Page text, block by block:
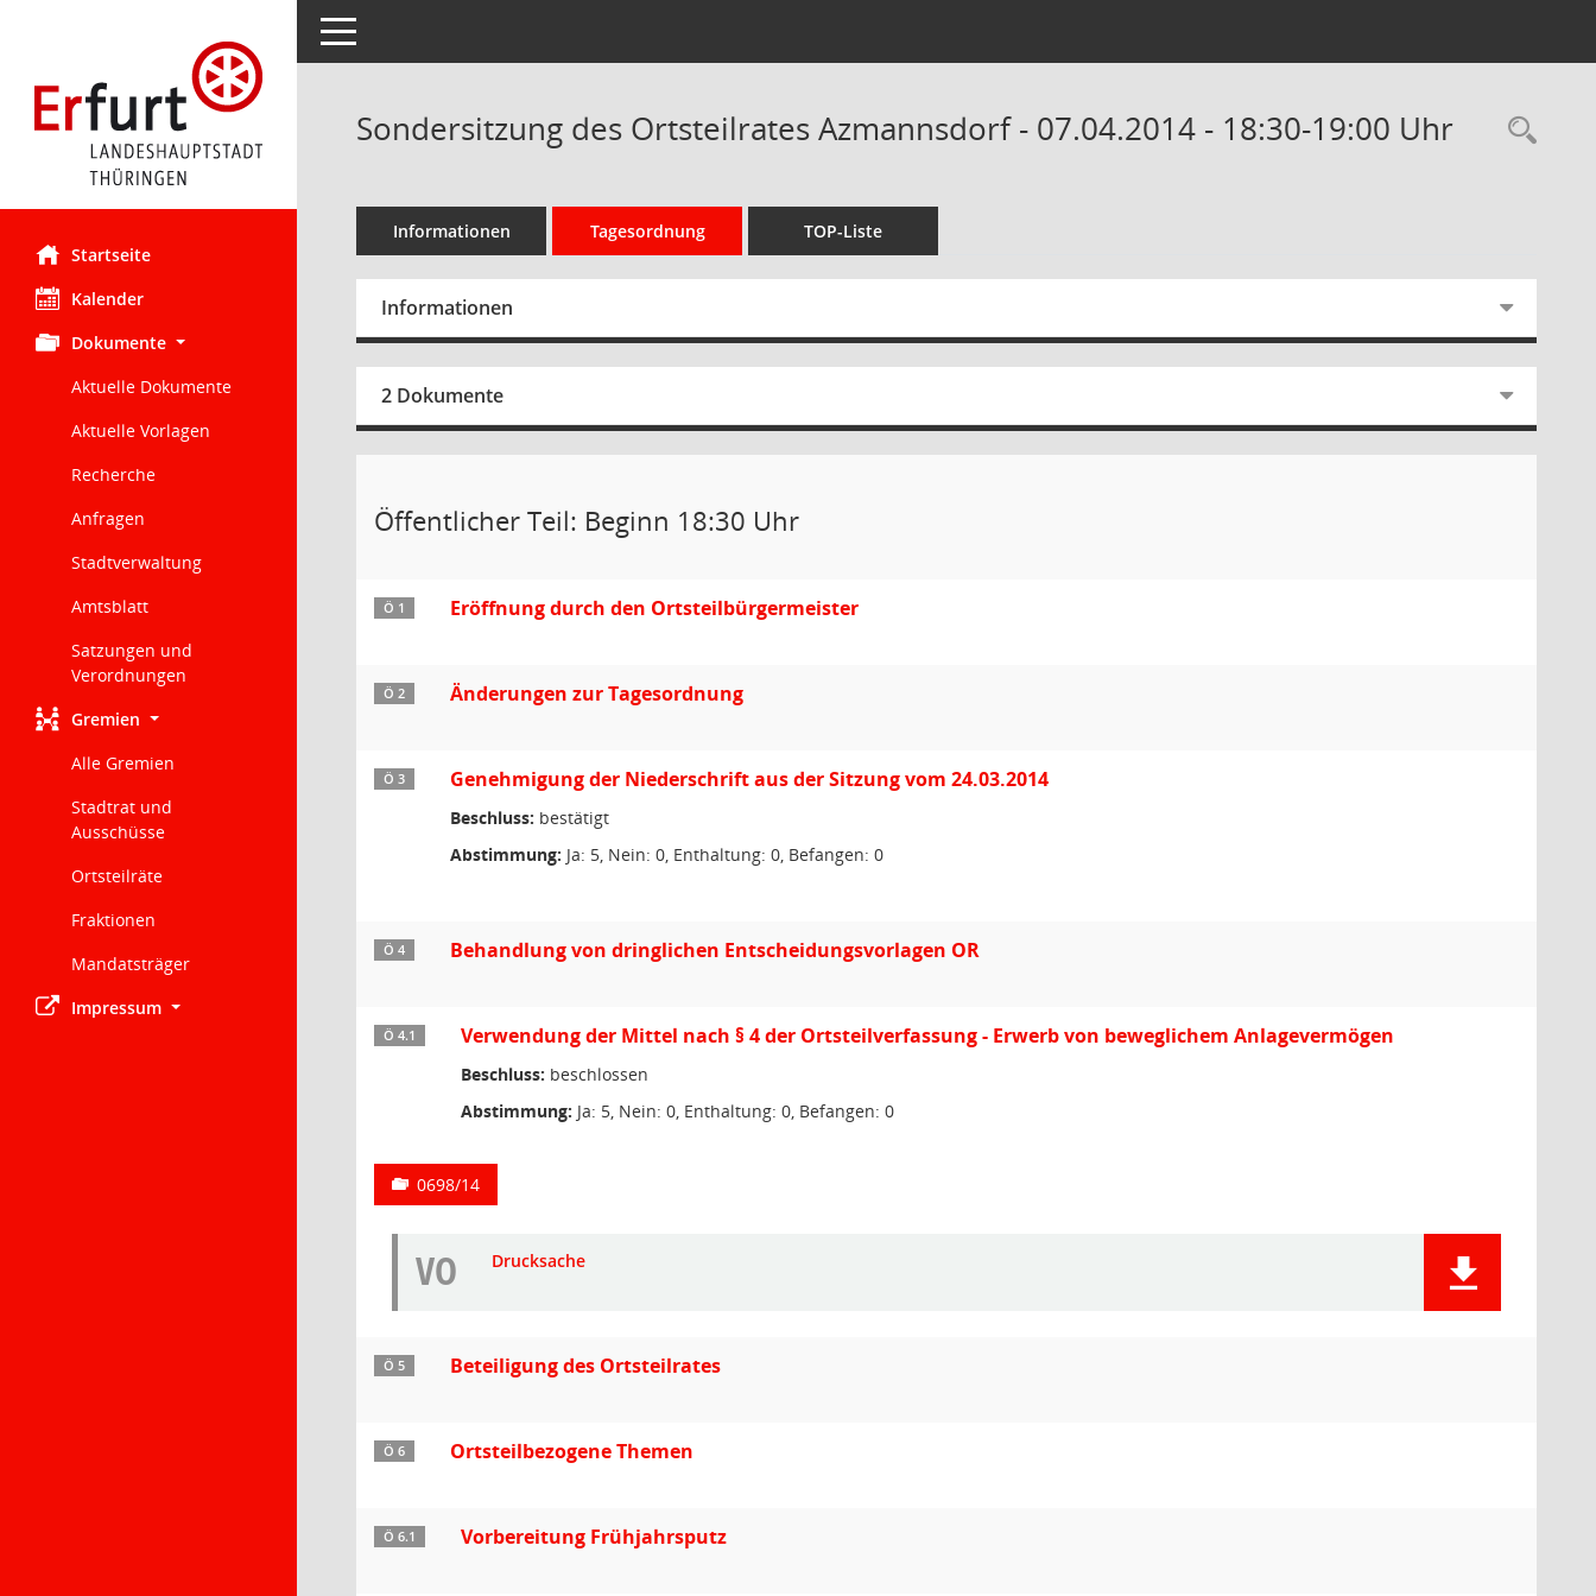
Startseite
Kalender
Dokumente
Aktuelle Dokumente
Aktuelle Vorlagen
Recherche
Anfragen
Stadtverwaltung
Amtsblatt
Satzungen und
Verordnungen
Gremien
Alle Gremien
Stadtrat und
Ausschüsse
Ortsteilräte
Fraktionen
Mandatsträger
Impressum
Toggle navigation
Sondersitzung des Ortsteilrates Azmannsdorf - 07.04.2014 - 18:30-19:00 Uhr
Informationen Tagesordnung TOP-Liste
Informationen
2 Dokumente
Öffentlicher Teil: Beginn 18:30 Uhr
Ö 1 Eröffnung durch den Ortsteilbürgermeister
Ö 2 Änderungen zur Tagesordnung
Ö 3 Genehmigung der Niederschrift aus der Sitzung vom 24.03.2014
Beschluss: bestätigt
Abstimmung: Ja: 5, Nein: 0, Enthaltung: 0, Befangen: 0
Ö 4 Behandlung von dringlichen Entscheidungsvorlagen OR
Ö 4.1 Verwendung der Mittel nach § 4 der Ortsteilverfassung - Erwerb von beweglichem Anlagevermögen
Beschluss: beschlossen
Abstimmung: Ja: 5, Nein: 0, Enthaltung: 0, Befangen: 0
0698/14
VO Drucksache
Ö 5 Beteiligung des Ortsteilrates
Ö 6 Ortsteilbezogene Themen
Ö 6.1 Vorbereitung Frühjahrsputz